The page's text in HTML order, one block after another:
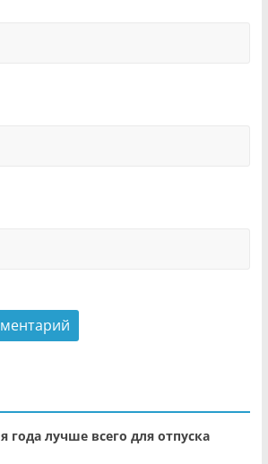
года лучше всего для отпуска